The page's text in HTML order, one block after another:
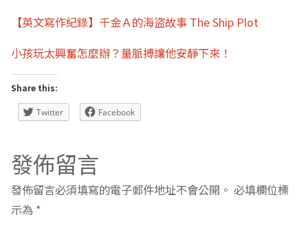
【英文寫作紀錄】千金Ａ的海盜故事 The Ship Plot
小孩玩太興奮怎麼辦？量脈搏讓他安靜下來！
Share this:
Twitter Facebook
發佈留言
發佈留言必須填寫的電子郵件地址不會公開。 必填欄位標
示為 *